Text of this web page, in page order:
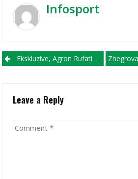
Infosport
Post navigation
Ekskluzive, Agron Rufati Së Shpejti I Bashkohet Dinamo City Zhegrova Dhe Hoxha Sonte
Leave a Reply